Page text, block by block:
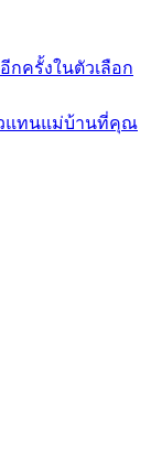
กครั้งในตัวเลือก
แทนแม่บ้านที่คุณ